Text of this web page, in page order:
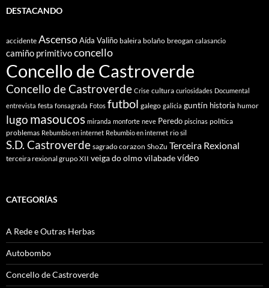
DESTACANDO
accidente AscensoAída Valiño baleira bolaño breogan calasancio
camiño primitivoconcello
Concello de Castroverde
Concello de Castroverde Crise cultura curiosidades Documental
entrevista festa fonsagrada Fotos futbol galego galicia guntín historia humor
lugo masoucos miranda monforte neve Peredo piscinas política
problemas Rebumbio en internet Rebumbio en internet rio sil
S.D. Castroverde sagrado corazon ShoZu Terceira Rexional
terceira rexional grupo XII veiga do olmovilabadevídeo
CATEGORÍAS
A Rede e Outras Herbas
Autobombo
Concello de Castroverde